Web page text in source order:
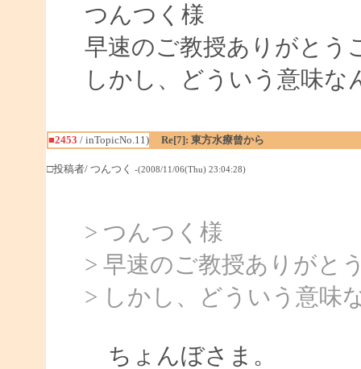
つんつく様
早速のご教授ありがとう
しかし、どういう意味な
■2453 / inTopicNo.11) Re[7]: 東方水療曾から
□投稿者/ つんつく -(2008/11/06(Thu) 23:04:28)
> つんつく様
> 早速のご教授ありがと
> しかし、どういう意味
ちょんぼさま。